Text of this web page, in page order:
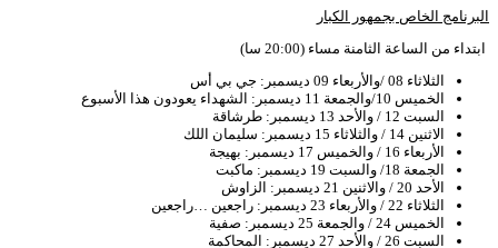
البرنامج الخاص بجمهور الكبار
ابتداء من الساعة الثامنة مساء (20:00 سا)
الثلاثاء 08 /والأربعاء 09 ديسمبر: جي بي أس
الخميس 10/والجمعة 11 ديسمبر: الشهداء يعودون هذا الأسبوع
السبت 12 / والأحد 13 ديسمبر: طرشاقة
الاثنين 14 / والثلاثاء 15 ديسمبر: سليمان اللك
الأربعاء 16 / والخميس 17 ديسمبر: بهيجة
الجمعة 18/ والسبت 19 ديسمبر: ماكبت
الأحد 20 / والاثنين 21 ديسمبر: الزاوش
الثلاثاء 22 / والأربعاء 23 ديسمبر: راجعين …راجعين
الخميس 24 / والجمعة 25 ديسمبر: صفية
السبت 26 / والأحد 27 ديسمبر: المحاكمة